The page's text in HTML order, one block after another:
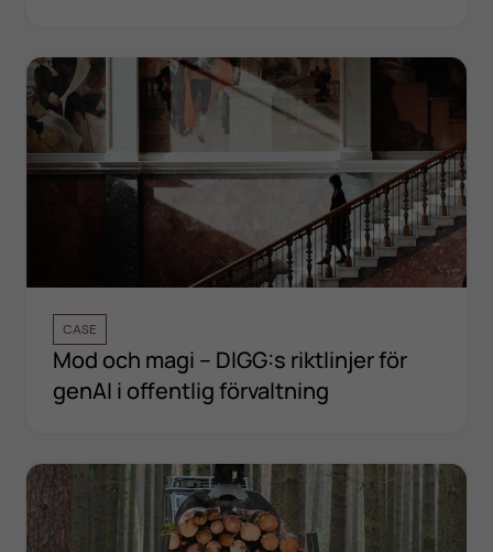
CASE
Mod och magi – DIGG:s riktlinjer för
genAI i offentlig förvaltning